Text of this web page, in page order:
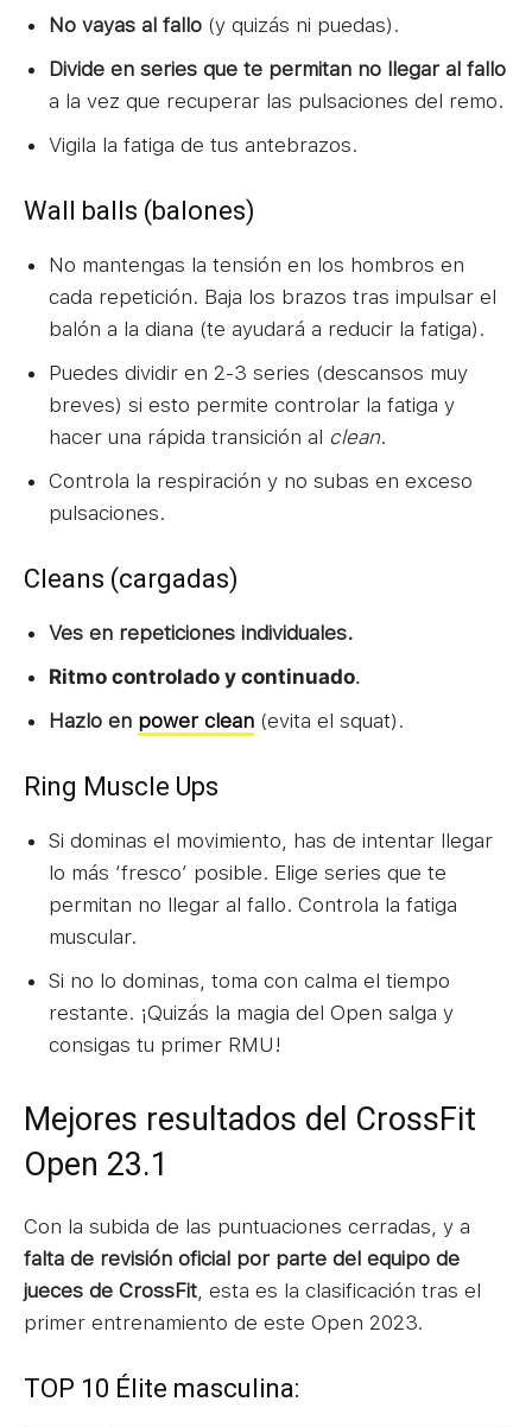
No vayas al fallo (y quizás ni puedas).
Divide en series que te permitan no llegar al fallo
a la vez que recuperar las pulsaciones del remo.
Vigila la fatiga de tus antebrazos.
Wall balls (balones)
No mantengas la tensión en los hombros en
cada repetición. Baja los brazos tras impulsar el
balón a la diana (te ayudará a reducir la fatiga).
Puedes dividir en 2-3 series (descansos muy
breves) si esto permite controlar la fatiga y
hacer una rápida transición al clean.
Controla la respiración y no subas en exceso
pulsaciones.
Cleans (cargadas)
Ves en repeticiones individuales.
Ritmo controlado y continuado.
Hazlo en power clean (evita el squat).
Ring Muscle Ups
Si dominas el movimiento, has de intentar llegar
lo más ‘fresco’ posible. Elige series que te
permitan no llegar al fallo. Controla la fatiga
muscular.
Si no lo dominas, toma con calma el tiempo
restante. ¡Quizás la magia del Open salga y
consigas tu primer RMU!
Mejores resultados del CrossFit
Open 23.1
Con la subida de las puntuaciones cerradas, y a
falta de revisión oficial por parte del equipo de
jueces de CrossFit , esta es la clasificación tras el
primer entrenamiento de este Open 2023.
TOP 10 Élite masculina: